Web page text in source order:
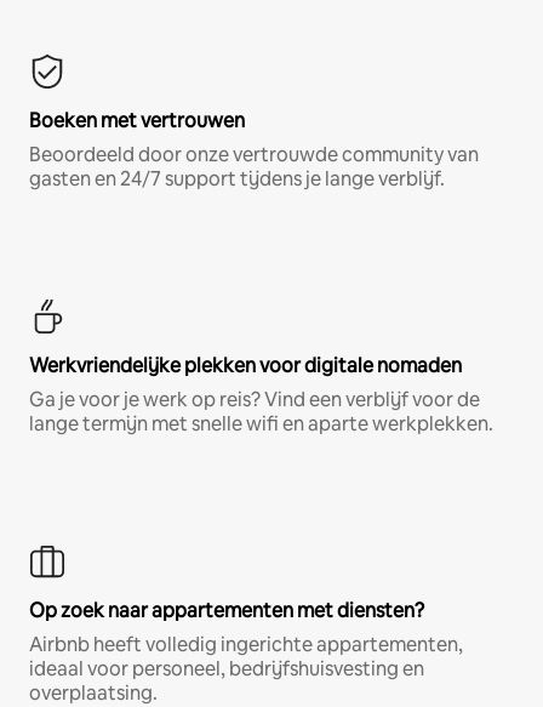
Boeken met vertrouwen
Beoordeeld door onze vertrouwde community van
gasten en 24/7 support tijdens je lange verblijf.
Werkvriendelijke plekken voor digitale nomaden
Ga je voor je werk op reis? Vind een verblijf voor de
lange termijn met snelle wifi en aparte werkplekken.
Op zoek naar appartementen met diensten?
Airbnb heeft volledig ingerichte appartementen,
ideaal voor personeel, bedrijfshuisvesting en
overplaatsing.